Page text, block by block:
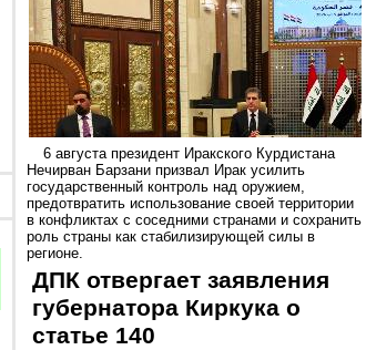
6 августа президент Иракского Курдистана
Нечирван Барзани призвал Ирак усилить
государственный контроль над оружием,
предотвратить использование своей территории
в конфликтах с соседними странами и сохранить
роль страны как стабилизирующей силы в
регионе.
ДПК отвергает заявления
губернатора Киркука о
статье 140